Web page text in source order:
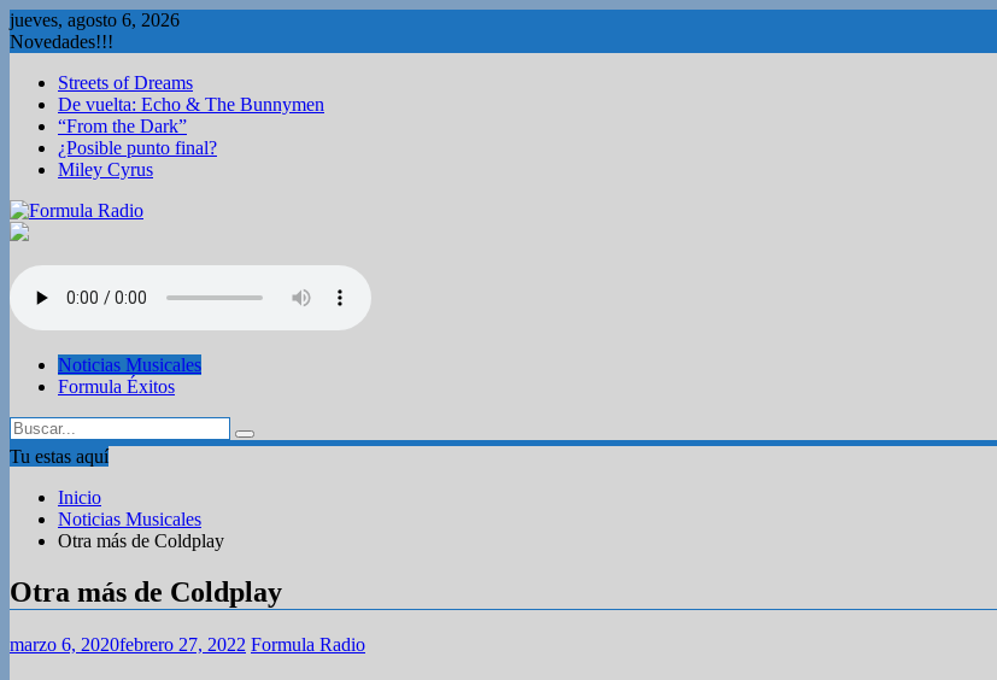
Saltar
al
jueves, agosto 6, 2026
Novedades!!!
Streets of Dreams
De vuelta: Echo & The Bunnymen
“From the Dark”
¿Posible punto final?
Miley Cyrus
Noticias Musicales
Formula Éxitos
Tu estas aquí
Inicio
Noticias Musicales
Otra más de Coldplay
Otra más de Coldplay
marzo 6, 2020febrero 27, 2022 Formula Radio